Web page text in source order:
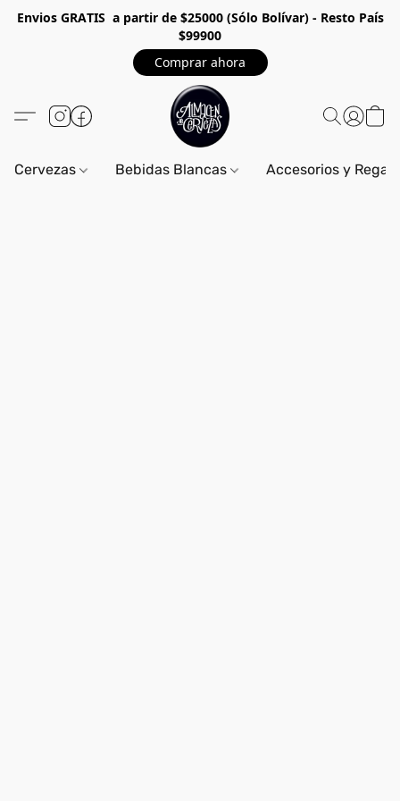
Envios GRATIS a partir de $25000 (Sólo Bolívar) - Resto País
$99900
Comprar ahora
Cervezas Bebidas Blancas Accesorios y